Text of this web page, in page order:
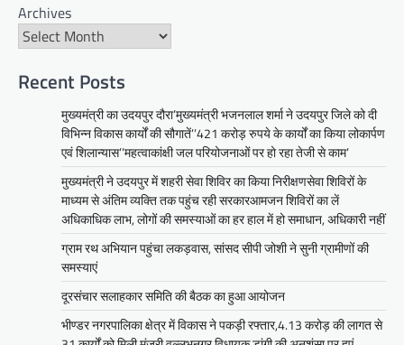
Archives
Recent Posts
मुख्यमंत्री का उदयपुर दौरा’मुख्यमंत्री भजनलाल शर्मा ने उदयपुर जिले को दी
विभिन्न विकास कार्यों की सौगातें’’421 करोड़ रुपये के कार्यों का किया लोकार्पण
एवं शिलान्यास’’महत्वाकांक्षी जल परियोजनाओं पर हो रहा तेजी से काम’
मुख्यमंत्री ने उदयपुर में शहरी सेवा शिविर का किया निरीक्षणसेवा शिविरों के
माध्यम से अंतिम व्यक्ति तक पहुंच रही सरकारआमजन शिविरों का लें
अधिकाधिक लाभ, लोगों की समस्याओं का हर हाल में हो समाधान, अधिकारी नहीं
ग्राम रथ अभियान पहुंचा लकड़वास, सांसद सीपी जोशी ने सुनी ग्रामीणों की
समस्याएं
दूरसंचार सलाहकार समिति की बैठक का हुआ आयोजन
भीण्डर नगरपालिका क्षेत्र में विकास ने पकड़ी रफ्तार,4.13 करोड़ की लागत से
का किया निरीक्षणसेवा शिविरों के माध्यम से
अंतिम व्यक्ति तक पहुंच रही
समाधान, अधिकारी नहीं
Mewari Khabar June 17, 2026
उदयपुर जयपुर 17 जून। मुख्यमंत्री भजनलाल शर्मा ने
बुधवार को उदयपुर प्रवास के दौरान उदयपुर विकास
प्राधिकरण में आयोजित शहरी…
Facebook
EmailWhatsApp
Reddit
X
Share
सीपी जोशी